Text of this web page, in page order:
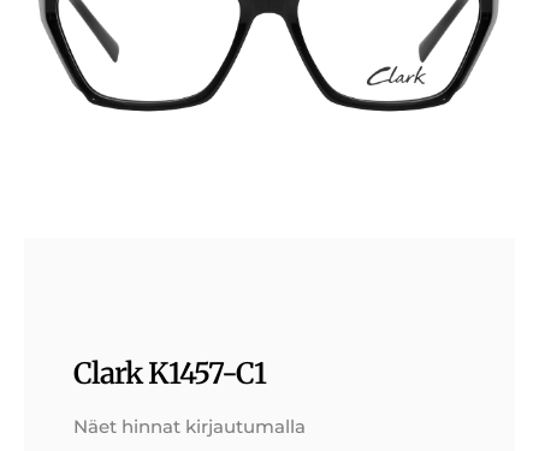
Clark K1457-C1
Näet hinnat kirjautumalla